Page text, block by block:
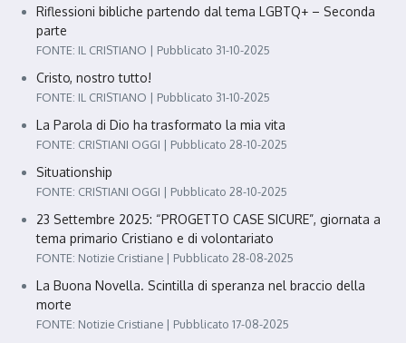
Riflessioni bibliche partendo dal tema LGBTQ+ – Seconda
parte
FONTE: IL CRISTIANO Pubblicato 31-10-2025
Cristo, nostro tutto!
FONTE: IL CRISTIANO Pubblicato 31-10-2025
La Parola di Dio ha trasformato la mia vita
FONTE: CRISTIANI OGGI Pubblicato 28-10-2025
Situationship
FONTE: CRISTIANI OGGI Pubblicato 28-10-2025
23 Settembre 2025: “PROGETTO CASE SICURE”, giornata a
tema primario Cristiano e di volontariato
FONTE: Notizie Cristiane Pubblicato 28-08-2025
La Buona Novella. Scintilla di speranza nel braccio della
morte
FONTE: Notizie Cristiane Pubblicato 17-08-2025